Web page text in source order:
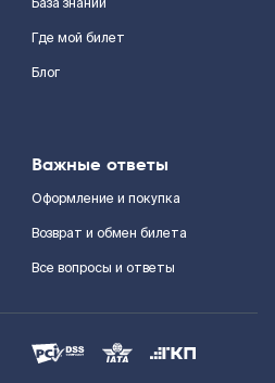
Где мой билет
Блог
Важные ответы
Оформление и покупка
Возврат и обмен билета
Все вопросы и ответы